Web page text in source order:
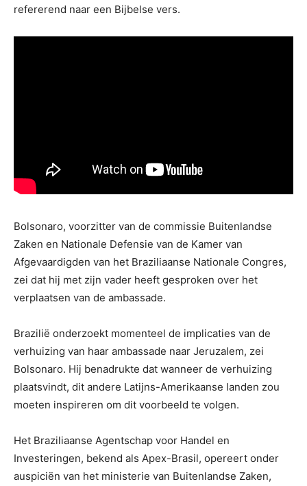
refererend naar een Bijbelse vers.
Bolsonaro, voorzitter van de commissie Buitenlandse
Zaken en Nationale Defensie van de Kamer van
Afgevaardigden van het Braziliaanse Nationale Congres,
zei dat hij met zijn vader heeft gesproken over het
verplaatsen van de ambassade.
Brazilië onderzoekt momenteel de implicaties van de
verhuizing van haar ambassade naar Jeruzalem, zei
Bolsonaro. Hij benadrukte dat wanneer de verhuizing
plaatsvindt, dit andere Latijns-Amerikaanse landen zou
moeten inspireren om dit voorbeeld te volgen.
Het Braziliaanse Agentschap voor Handel en
Investeringen, bekend als Apex-Brasil, opereert onder
auspiciën van het ministerie van Buitenlandse Zaken,